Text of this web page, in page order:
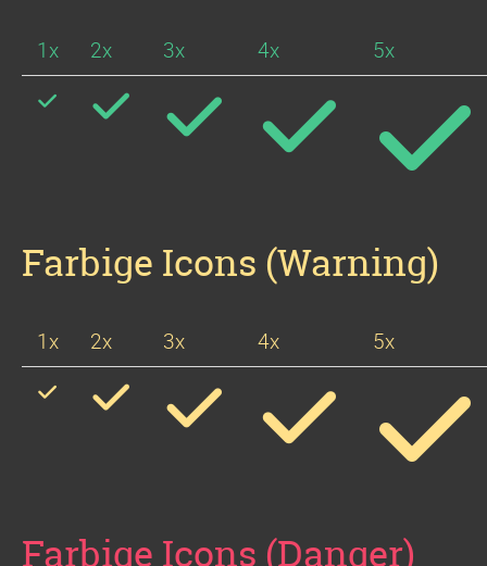
1x 2x 3x 4x 5x
Farbige Icons (Warning)
1x 2x 3x 4x 5x
Farbige Icons (Danger)